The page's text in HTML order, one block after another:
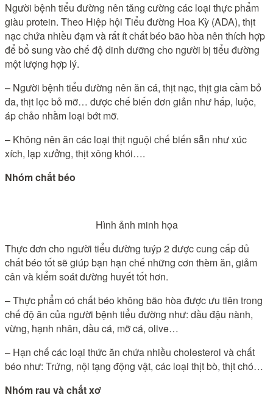
Người bệnh tiểu đường nên tăng cường các loại thực phẩm
giàu protein. Theo Hiệp hội Tiểu đường Hoa Kỳ (ADA), thịt
nạc chứa nhiều đạm và rất ít chất béo bão hòa nên thích hợp
để bổ sung vào chế độ dinh dưỡng cho người bị tiểu đường
một lượng hợp lý.
– Người bệnh tiểu đường nên ăn cá, thịt nạc, thịt gia cầm bỏ
da, thịt lọc bỏ mỡ… được chế biến đơn giản như hấp, luộc,
áp chảo nhằm loại bớt mỡ.
– Không nên ăn các loại thịt nguội chế biến sẵn như xúc
xích, lạp xưởng, thịt xông khói….
Nhóm chất béo
Hình ảnh minh họa
Thực đơn cho người tiểu đường tuýp 2 được cung cấp đủ
chất béo tốt sẽ giúp bạn hạn chế những cơn thèm ăn, giảm
cân và kiểm soát đường huyết tốt hơn.
– Thực phẩm có chất béo không bão hòa được ưu tiên trong
chế độ ăn của người bệnh tiểu đường như: dầu đậu nành,
vừng, hạnh nhân, dầu cá, mỡ cá, olive…
– Hạn chế các loại thức ăn chứa nhiều cholesterol và chất
béo như: Trứng, nội tạng động vật, các loại thịt bò, thịt chó…
Nhóm rau và chất xơ